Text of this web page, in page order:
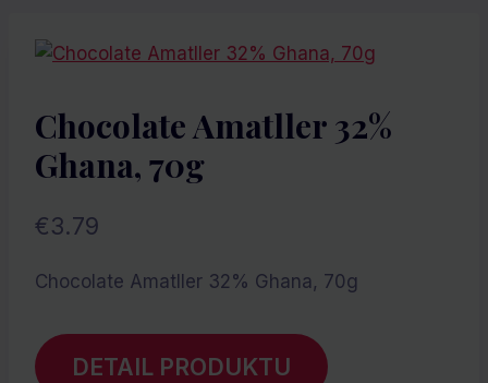
Chocolate Amatller 32%
Ghana, 70g
€3.79
Chocolate Amatller 32% Ghana, 70g
DETAIL PRODUKTU